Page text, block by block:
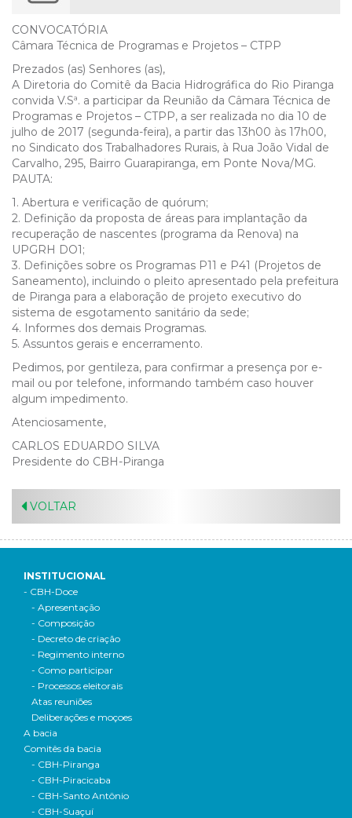
CONVOCATÓRIA
Câmara Técnica de Programas e Projetos – CTPP
Prezados (as) Senhores (as),
A Diretoria do Comitê da Bacia Hidrográfica do Rio Piranga
convida V.Sª. a participar da Reunião da Câmara Técnica de
Programas e Projetos – CTPP, a ser realizada no dia 10 de
julho de 2017 (segunda-feira), a partir das 13h00 às 17h00,
no Sindicato dos Trabalhadores Rurais, à Rua João Vidal de
Carvalho, 295, Bairro Guarapiranga, em Ponte Nova/MG.
PAUTA:
1. Abertura e verificação de quórum;
2. Definição da proposta de áreas para implantação da
recuperação de nascentes (programa da Renova) na
UPGRH DO1;
3. Definições sobre os Programas P11 e P41 (Projetos de
Saneamento), incluindo o pleito apresentado pela prefeitura
de Piranga para a elaboração de projeto executivo do
sistema de esgotamento sanitário da sede;
4. Informes dos demais Programas.
5. Assuntos gerais e encerramento.
Pedimos, por gentileza, para confirmar a presença por e-
mail ou por telefone, informando também caso houver
algum impedimento.
Atenciosamente,
CARLOS EDUARDO SILVA
Presidente do CBH-Piranga
VOLTAR
INSTITUCIONAL
- CBH-Doce
- Apresentação
- Composição
- Decreto de criação
- Regimento interno
- Como participar
- Processos eleitorais
Atas reuniões
Deliberações e moçoes
A bacia
Comitês da bacia
- CBH-Piranga
- CBH-Piracicaba
- CBH-Santo Antônio
- CBH-Suaçuí